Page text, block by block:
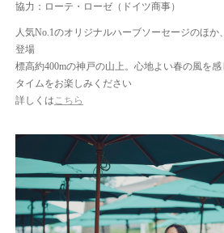
協力：ローテ・ローゼ（ドイツ商事）
人気No.1のオリジナルハーブソーセージのほ
登場
標高約400mの神戸の山上。心地よい春の風を
タイムをお楽しみください
詳しくはこちら